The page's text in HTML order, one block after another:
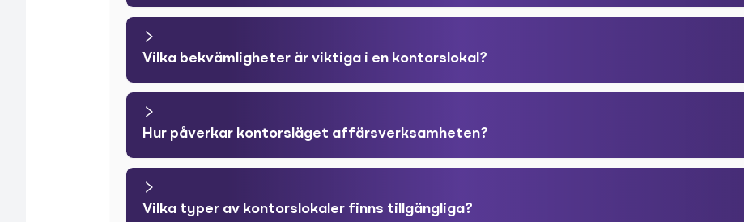
Vilka bekvämligheter är viktiga i en kontorslokal?
Hur påverkar kontorsläget affärsverksamheten?
Vilka typer av kontorslokaler finns tillgängliga?